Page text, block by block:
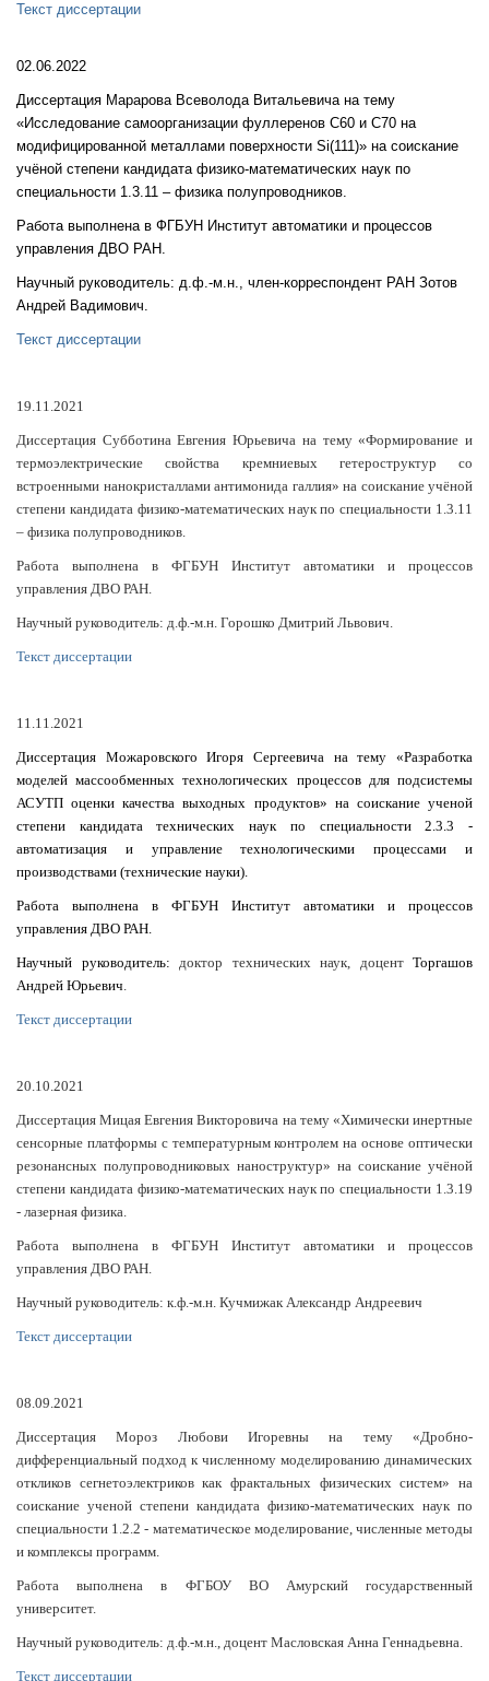
Текст диссертации
02.06.2022
Диссертация Марарова Всеволода Витальевича на тему
«Исследование самоорганизации фуллеренов С60 и С70 на
модифицированной металлами поверхности Si(111)» на соискание
учёной степени кандидата физико-математических наук по
специальности 1.3.11 – физика полупроводников.
Работа выполнена в ФГБУН Институт автоматики и процессов
управления ДВО РАН.
Научный руководитель: д.ф.-м.н., член-корреспондент РАН Зотов
Андрей Вадимович.
Текст диссертации
19.11.2021
Диссертация Субботина Евгения Юрьевича на тему «Формирование и
термоэлектрические свойства кремниевых гетероструктур со
встроенными нанокристаллами антимонида галлия» на соискание учёной
степени кандидата физико-математических наук по специальности 1.3.11
– физика полупроводников.
Работа выполнена в ФГБУН Институт автоматики и процессов
управления ДВО РАН.
Научный руководитель: д.ф.-м.н. Горошко Дмитрий Львович.
Текст диссертации
11.11.2021
Диссертация Можаровского Игоря Сергеевича на тему «Разработка
моделей массообменных технологических процессов для подсистемы
АСУТП оценки качества выходных продуктов» на соискание ученой
степени кандидата технических наук по специальности 2.3.3 -
автоматизация и управление технологическими процессами и
производствами (технические науки).
Работа выполнена в ФГБУН Институт автоматики и процессов
управления ДВО РАН.
Научный руководитель: доктор технических наук, доцент Торгашов
Андрей Юрьевич.
Текст диссертации
20.10.2021
Диссертация Мицая Евгения Викторовича на тему «Химически инертные
сенсорные платформы с температурным контролем на основе оптически
резонансных полупроводниковых наноструктур» на соискание учёной
степени кандидата физико-математических наук по специальности 1.3.19
- лазерная физика.
Работа выполнена в ФГБУН Институт автоматики и процессов
управления ДВО РАН.
Научный руководитель: к.ф.-м.н. Кучмижак Александр Андреевич
Текст диссертации
08.09.2021
Диссертация Мороз Любови Игоревны на тему «Дробно-
дифференциальный подход к численному моделированию динамических
откликов сегнетоэлектриков как фрактальных физических систем» на
соискание ученой степени кандидата физико-математических наук по
специальности 1.2.2 - математическое моделирование, численные методы
и комплексы программ.
Работа выполнена в ФГБОУ ВО Амурский государственный
университет.
Научный руководитель: д.ф.-м.н., доцент Масловская Анна Геннадьевна.
Текст диссертации